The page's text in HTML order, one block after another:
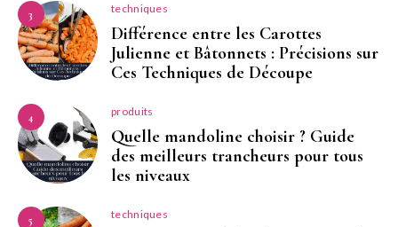
3 techniques
Différence entre les Carottes
Julienne et Bâtonnets : Précisions sur
Ces Techniques de Découpe
4 produits
Quelle mandoline choisir ? Guide
des meilleurs trancheurs pour tous
les niveaux
5 techniques